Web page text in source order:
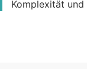
Komplexität